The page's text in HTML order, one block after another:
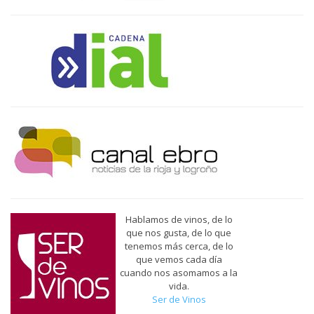
Hablamos de vinos, de lo
que nos gusta, de lo que
tenemos más cerca, de lo
que vemos cada día
cuando nos asomamos a la
vida.
Ser de Vinos